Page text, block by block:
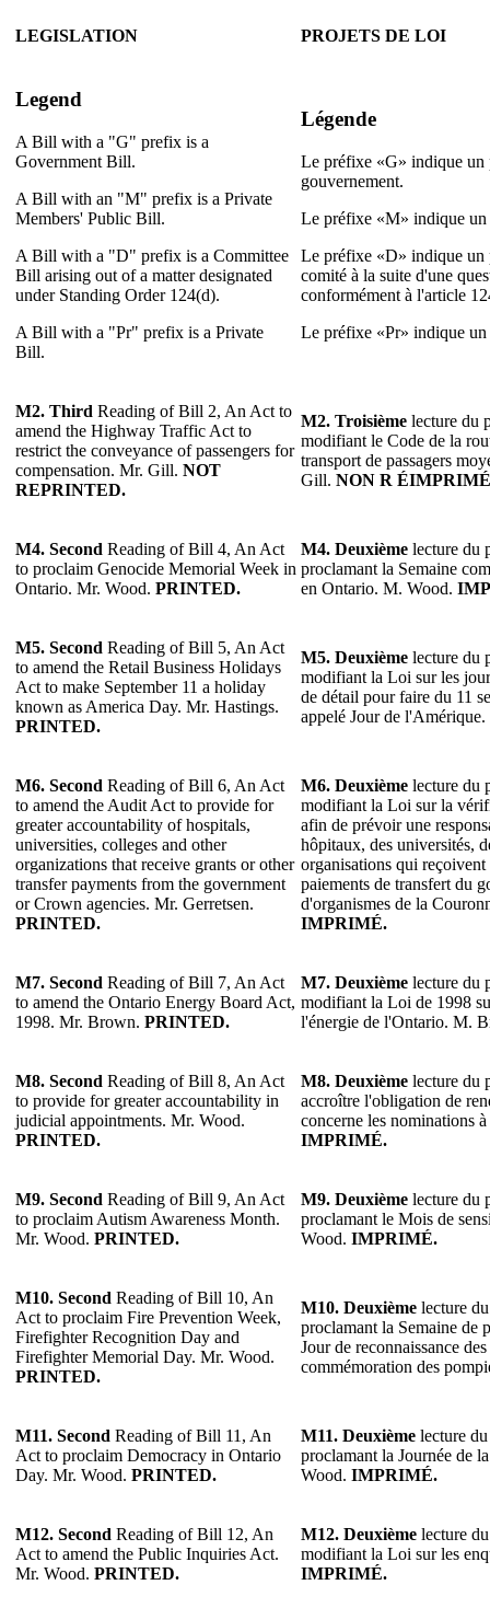
LEGISLATION PROJETS DE LOI
Legend
A Bill with a "G" prefix is a
Government Bill.
A Bill with an "M" prefix is a Private
Members' Public Bill.
A Bill with a "D" prefix is a Committee
Bill arising out of a matter designated
under Standing Order 124(d).
A Bill with a "Pr" prefix is a Private
Bill.
Légende
Le préfixe «G» indique un
gouvernement.
Le préfixe «M» indique un
Le préfixe «D» indique un
comité à la suite d'une
conformément à l'article
Le préfixe «Pr» indique
M2. Third Reading of Bill 2, An Act to
amend the Highway Traffic Act to
restrict the conveyance of passengers for
compensation. Mr. Gill. NOT
REPRINTED.
M2. Troisième lecture du
modifiant le Code de la
transport de passagers
Gill. NON R
M4. Second Reading of Bill 4, An Act
to proclaim Genocide Memorial Week in
Ontario. Mr. Wood. PRINTED.
M4. Deuxième lecture du
proclamant la Semaine
en Ontario. M. Wood.
M5. Second Reading of Bill 5, An Act
to amend the Retail Business Holidays
Act to make September 11 a holiday
known as America Day. Mr. Hastings.
PRINTED.
M5. Deuxième lecture du
modifiant la Loi sur les
de détail pour faire du 11
appelé Jour de
M6. Second Reading of Bill 6, An Act
to amend the Audit Act to provide for
greater accountability of hospitals,
universities, colleges and other
organizations that receive grants or other
transfer payments from the government
or Crown agencies. Mr. Gerretsen.
PRINTED.
M6. Deuxième lecture du
modifiant la Loi sur la
afin de prévoir une
hôpitaux, des universités,
organisations qui
paiements de transfert du
d'organismes de la
IMPRIMÉ.
M7. Second Reading of Bill 7, An Act
to amend the Ontario Energy Board Act,
1998. Mr. Brown. PRINTED.
M7. Deuxième lecture du
modifiant la Loi de 1998
l'énergie de l'Ontario. M.
M8. Second Reading of Bill 8, An Act
to provide for greater accountability in
judicial appointments. Mr. Wood.
PRINTED.
M8. Deuxième lecture du
accroître l'obligation de
concerne les nominations
IMPRIMÉ.
M9. Second Reading of Bill 9, An Act
to proclaim Autism Awareness Month.
Mr. Wood. PRINTED.
M9. Deuxième lecture du
proclamant le Mois de
Wood. IMPRIMÉ.
M10. Second Reading of Bill 10, An
Act to proclaim Fire Prevention Week,
Firefighter Recognition Day and
Firefighter Memorial Day. Mr. Wood.
PRINTED.
M10. Deuxième lecture
proclamant la Semaine de
Jour de reconnaissance
commémoration des
M11. Second Reading of Bill 11, An
Act to proclaim Democracy in Ontario
Day. Mr. Wood. PRINTED.
M11. Deuxième lecture
proclamant la Journée de
Wood. IMPRIMÉ.
M12. Second Reading of Bill 12, An
Act to amend the Public Inquiries Act.
Mr. Wood. PRINTED.
M12. Deuxième lecture
modifiant la Loi sur les
IMPRIMÉ.